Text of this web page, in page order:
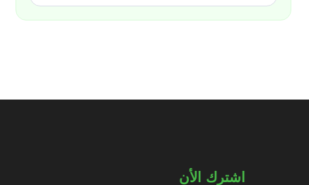
اشترك الأن